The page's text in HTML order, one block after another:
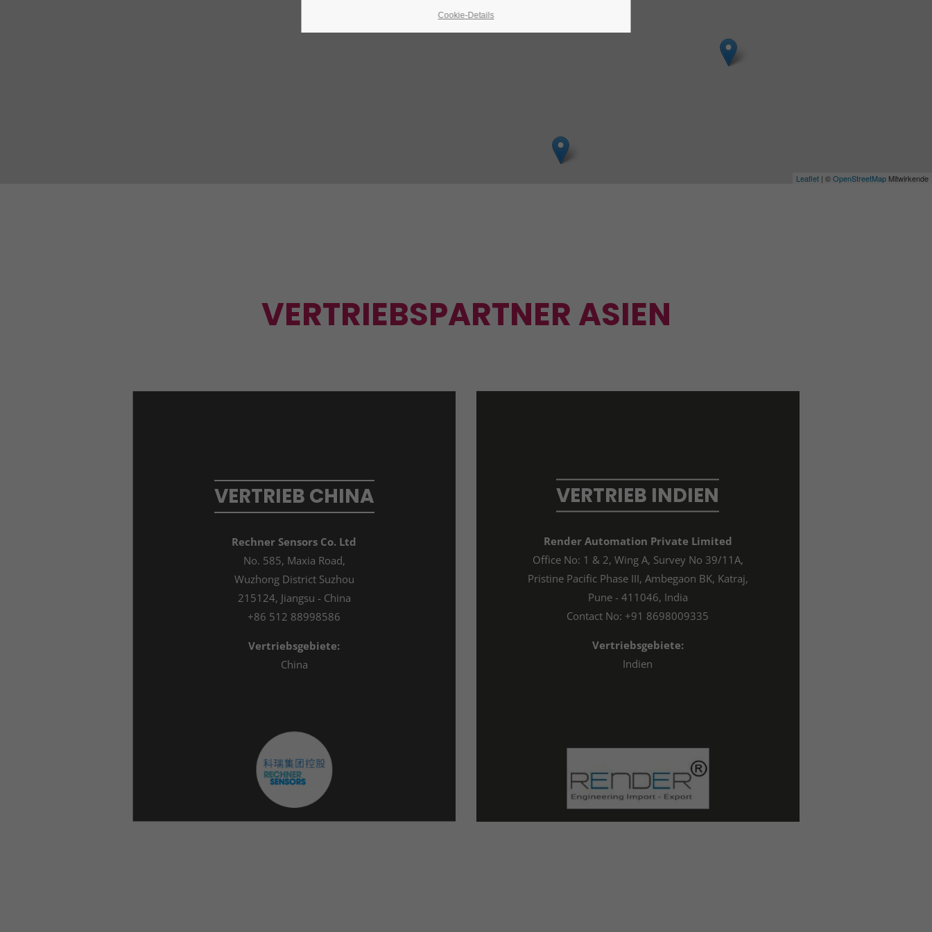
Leaflet | ©OpenStreetMap Mitwirkende
VERTRIEBSPARTNER ASIEN
VERTRIEB CHINA
Rechner Sensors Co. Ltd
No. 585, Maxia Road,
Wuzhong District Suzhou
215124, Jiangsu - China
+86 512 88998586
Vertriebsgebiete:
China
VERTRIEB INDIEN
Render Automation Private Limited
Office No: 1 & 2, Wing A, Survey No 39/11A,
Pristine Pacific Phase III, Ambegaon BK, Katraj,
Pune - 411046, India
Contact No: +91 8698009335
Vertriebsgebiete:
Indien
Cookie-Details